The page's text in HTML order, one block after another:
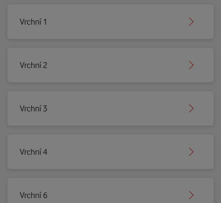
Vrchní 1
Vrchní 2
Vrchní 3
Vrchní 4
Vrchní 6